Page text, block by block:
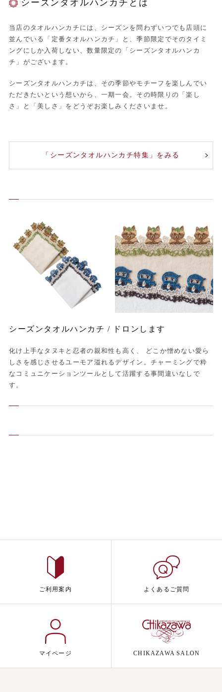
シーズンタオルハンカチとは
当店のタオルハンカチには、シーズンを問わずいつでも店頭に
並んでいる「定番タオルハンカチ」と、季節限定でそのタイミ
ングにしか入荷しない、数量限定の「シーズンタオルハンカ
チ」がございます。
シーズンタオルハンカチは、その季節やモチーフを楽しんでい
ただきたいという想いから、一期一会。その時限りの「楽し
さ」と「美しさ」をどうぞお楽しみくださいませ。
「シーズンタオルハンカチ特集」をみる
シーズンタオルハンカチ / ドロンします
化け上手なタヌキと忍者の親和性も高く、 どこか憎めない愛ら
しさを感じさせるユーモア溢れるデザイン。チャーミングで粋
なコミュニケーションツールとして活躍する事間違いなしで
す。
ご利用案内 よくあるご質問
マイページ CHIKAZAWA SALON